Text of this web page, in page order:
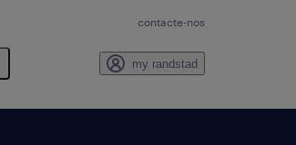
contacte-nos
my randstad